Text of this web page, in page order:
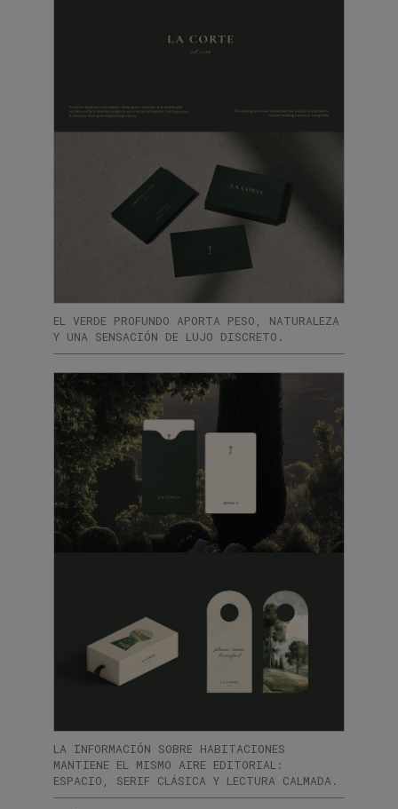
EL VERDE PROFUNDO APORTA PESO, NATURALEZA
Y UNA SENSACIÓN DE LUJO DISCRETO.
LA INFORMACIÓN SOBRE HABITACIONES
MANTIENE EL MISMO AIRE EDITORIAL:
ESPACIO, SERIF CLÁSICA Y LECTURA CALMADA.